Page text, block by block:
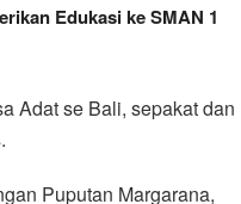
Edukasi ke SMAN 1
Adat se Bali, sepakat dan
Puputan Margarana,